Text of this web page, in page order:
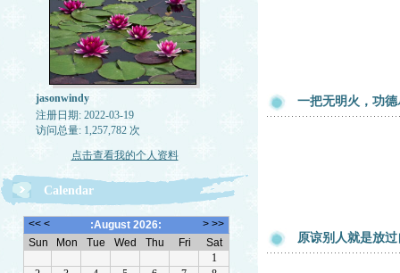
jasonwindy
注册日期: 2022-03-19
访问总量: 1,257,782 次
点击查看我的个人资料
Calendar
一把无明火，功
原谅别人就是放过